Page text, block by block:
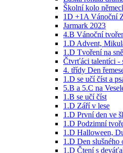
Školní kolo
1D +1A Vánoční
Jarmark 2023
4.B Vánoční
1.D Advent,
1.D Tvoření na
Čtvrťáci talentíci -
4. třídy Den
1.D se učí číst a
5.B a 5.C na
1.B se učí číst
1.D Září v lese
1.D První den ve
1.D Podzimní
1.D Halloween,
1.D Den slušného
1.D Čtení s